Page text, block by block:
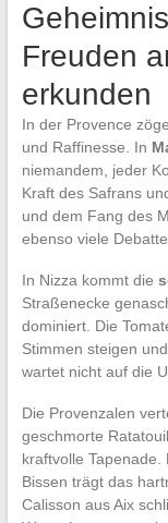
Freuden
erkunden
In der Provence
und Raffinesse. In
niemandem, jeder
Kraft des Safrans
und dem Fang des
ebenso viele
In Nizza kommt die
Straßenecke
dominiert. Die
Stimmen steigen
wartet nicht auf die
Die Provenzalen
geschmorte
kraftvolle
Bissen trägt das
Calisson aus Aix